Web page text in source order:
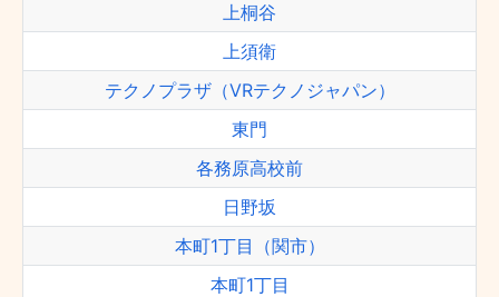
上桐谷
上須衛
テクノプラザ（VRテクノジャパン）
東門
各務原高校前
日野坂
本町1丁目（関市）
本町1丁目